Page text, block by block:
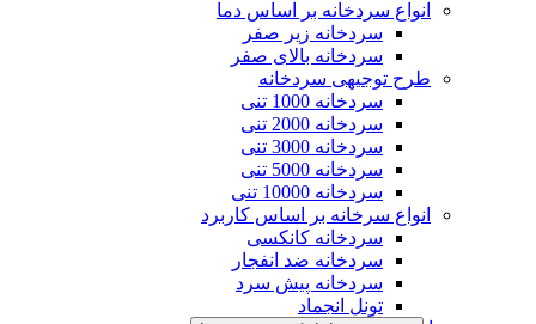
انواع سردخانه بر اساس دما
سردخانه زیر صفر
سردخانه بالای صفر
طرح توجیهی سردخانه
سردخانه 1000 تنی
سردخانه 2000 تنی
سردخانه 3000 تنی
سردخانه 5000 تنی
سردخانه 10000 تنی
انواع سرخانه بر اساس کاربرد
سردخانه کانکسی
سردخانه ضد انفجار
سردخانه پیش سرد
تونل انجماد